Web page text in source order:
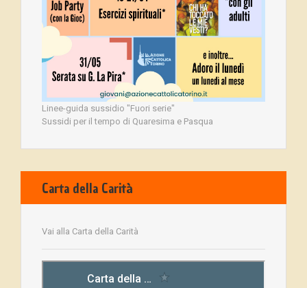
Linee-guida sussidio "Fuori serie"
Sussidi per il tempo di Quaresima e Pasqua
Carta della Carità
Vai alla Carta della Carità